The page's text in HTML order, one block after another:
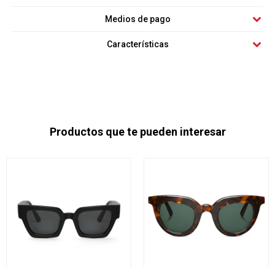
Medios de pago
Características
Productos que te pueden interesar